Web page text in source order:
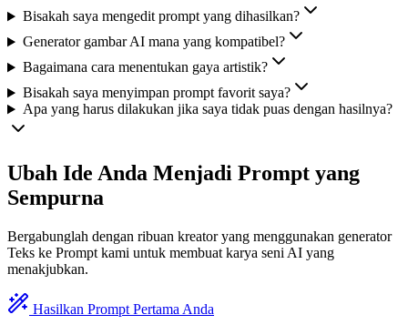
Bisakah saya mengedit prompt yang dihasilkan?
Generator gambar AI mana yang kompatibel?
Bagaimana cara menentukan gaya artistik?
Bisakah saya menyimpan prompt favorit saya?
Apa yang harus dilakukan jika saya tidak puas dengan hasilnya?
Ubah Ide Anda Menjadi Prompt yang
Sempurna
Bergabunglah dengan ribuan kreator yang menggunakan generator
Teks ke Prompt kami untuk membuat karya seni AI yang
menakjubkan.
Hasilkan Prompt Pertama Anda